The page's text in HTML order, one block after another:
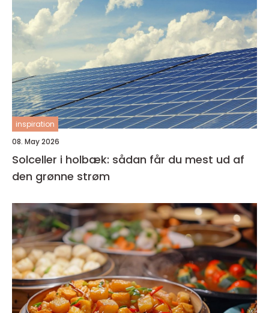
inspiration
08. May 2026
Solceller i holbæk: sådan får du mest ud af
den grønne strøm